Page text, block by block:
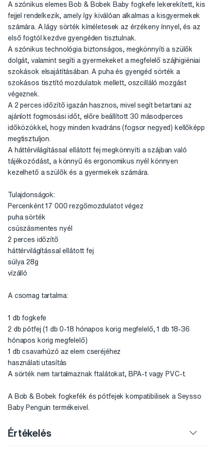
A szónikus elemes Bob & Bobek Baby fogkefe lekerekített, kis
fejjel rendelkezik, amely így kiválóan alkalmas a kisgyermekek
számára. A lágy sörték kíméletesek az érzékeny ínnyel, és az
első fogtól kezdve gyengéden tisztulnak.
A szónikus technológia biztonságos, megkönnyíti a szülők
dolgát, valamint segíti a gyermekeket a megfelelő szájhigiéniai
szokások elsajátításában. A puha és gyengéd sörték a
szokásos tisztító mozdulatok mellett, oszcilláló mozgást
végeznek.
A 2 perces időzítő igazán hasznos, mivel segít betartani az
ajánlott fogmosási időt, előre beállított 30 másodperces
időközökkel, hogy minden kvadráns (fogsor negyed) kellőképp
megtisztuljon.
A háttérvilágítással ellátott fej megkönnyíti a szájban való
tájékozódást, a könnyű és ergonomikus nyél könnyen
kezelhető a szülők és a gyermekek számára.
Tulajdonságok:
Percenként 17 000 rezgőmozdulatot végez
puha sörték
csúszásmentes nyél
2 perces időzítő
háttérvilágítással ellátott fej
súlya 28g
vízálló
A csomag tartalma:
1 db fogkefe
2 db pótfej (1 db 0-18 hónapos korig megfelelő, 1 db 18-36
hónapos korig megfelelő)
1 db csavarhúzó az elem cseréjéhez
használati utasítás
A sörték nem tartalmaznak ftalátokat, BPA-t vagy PVC-t.
A Bob & Bobek fogkefék és pótfejek kompatibilisek a Seysso
Baby Penguin termékeivel.
Értékelés